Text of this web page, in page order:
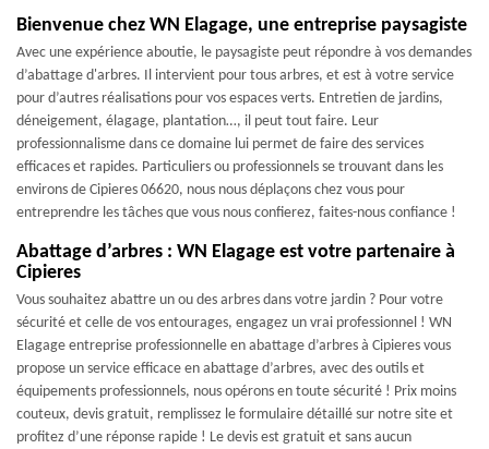
Bienvenue chez WN Elagage, une entreprise paysagiste
Avec une expérience aboutie, le paysagiste peut répondre à vos demandes
d’abattage d'arbres. Il intervient pour tous arbres, et est à votre service
pour d’autres réalisations pour vos espaces verts. Entretien de jardins,
déneigement, élagage, plantation…, il peut tout faire. Leur
professionnalisme dans ce domaine lui permet de faire des services
efficaces et rapides. Particuliers ou professionnels se trouvant dans les
environs de Cipieres 06620, nous nous déplaçons chez vous pour
entreprendre les tâches que vous nous confierez, faites-nous confiance !
Abattage d’arbres : WN Elagage est votre partenaire à
Cipieres
Vous souhaitez abattre un ou des arbres dans votre jardin ? Pour votre
sécurité et celle de vos entourages, engagez un vrai professionnel ! WN
Elagage entreprise professionnelle en abattage d’arbres à Cipieres vous
propose un service efficace en abattage d’arbres, avec des outils et
équipements professionnels, nous opérons en toute sécurité ! Prix moins
couteux, devis gratuit, remplissez le formulaire détaillé sur notre site et
profitez d’une réponse rapide ! Le devis est gratuit et sans aucun